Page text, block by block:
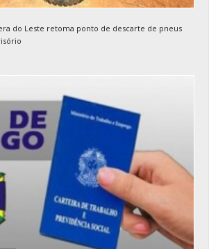
do Leste retoma ponto de descarte de pneus